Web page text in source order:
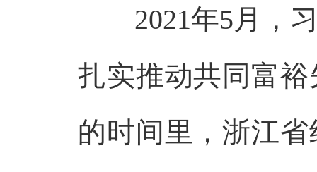
2021年5月，习
扎实推动共同富
的时间里，浙江